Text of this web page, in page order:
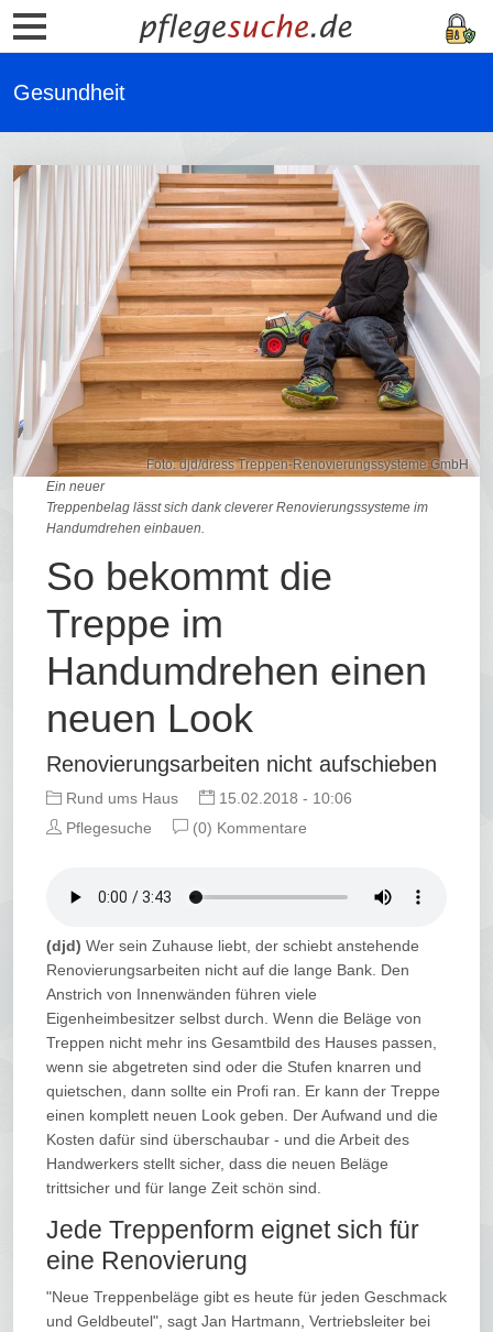
Gesundheit
Foto: djd/dress Treppen-Renovierungssysteme GmbH
Ein neuer
Treppenbelag lässt sich dank cleverer Renovierungssysteme im
Handumdrehen einbauen.
So bekommt die
Treppe im
Handumdrehen einen
neuen Look
Renovierungsarbeiten nicht aufschieben
Rund ums Haus
15.02.2018 - 10:06
Pflegesuche
(0) Kommentare
(djd) Wer sein Zuhause liebt, der schiebt anstehende
Renovierungsarbeiten nicht auf die lange Bank. Den
Anstrich von Innenwänden führen viele
Eigenheimbesitzer selbst durch. Wenn die Beläge von
Treppen nicht mehr ins Gesamtbild des Hauses passen,
wenn sie abgetreten sind oder die Stufen knarren und
quietschen, dann sollte ein Profi ran. Er kann der Treppe
einen komplett neuen Look geben. Der Aufwand und die
Kosten dafür sind überschaubar - und die Arbeit des
Handwerkers stellt sicher, dass die neuen Beläge
trittsicher und für lange Zeit schön sind.
Jede Treppenform eignet sich für
eine Renovierung
"Neue Treppenbeläge gibt es heute für jeden Geschmack
und Geldbeutel", sagt Jan Hartmann, Vertriebsleiter bei